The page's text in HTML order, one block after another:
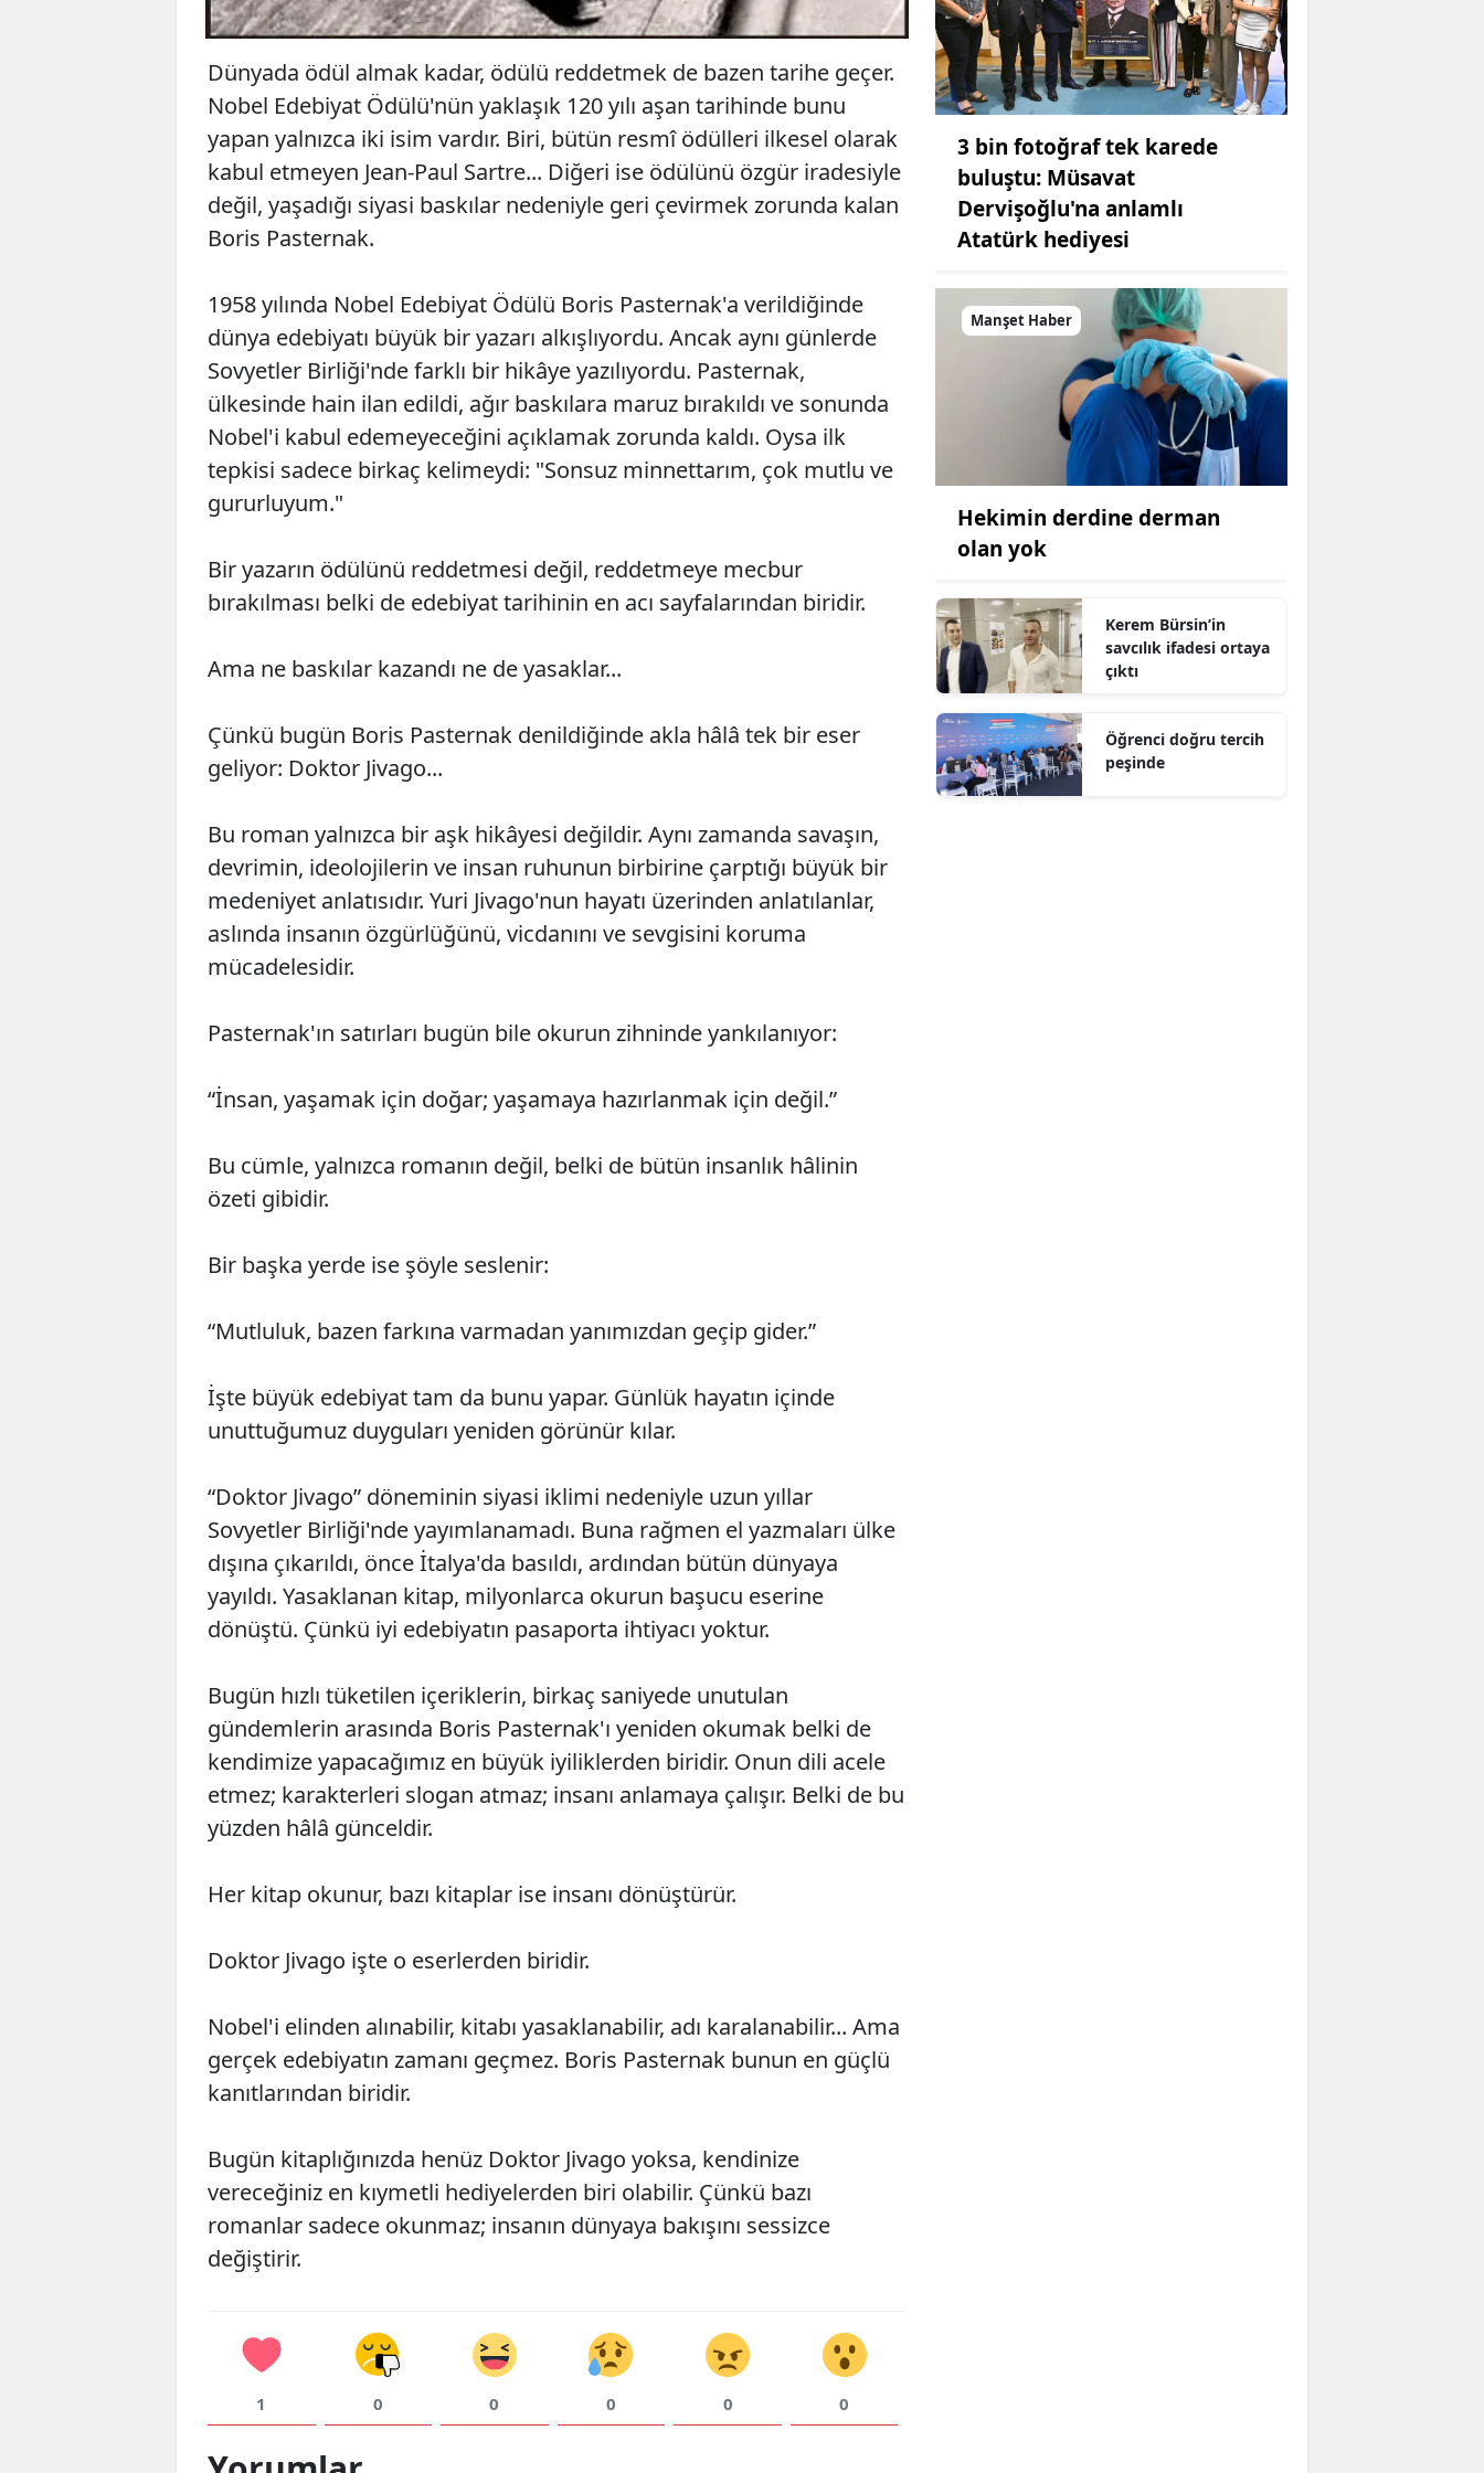
Dünyada ödül almak kadar, ödülü reddetmek de bazen tarihe geçer.
Nobel Edebiyat Ödülü'nün yaklaşık 120 yılı aşan tarihinde bunu
yapan yalnızca iki isim vardır. Biri, bütün resmî ödülleri ilkesel olarak
kabul etmeyen Jean-Paul Sartre... Diğeri ise ödülünü özgür iradesiyle
değil, yaşadığı siyasi baskılar nedeniyle geri çevirmek zorunda kalan
Boris Pasternak.
1958 yılında Nobel Edebiyat Ödülü Boris Pasternak'a verildiğinde
dünya edebiyatı büyük bir yazarı alkışlıyordu. Ancak aynı günlerde
Sovyetler Birliği'nde farklı bir hikâye yazılıyordu. Pasternak,
ülkesinde hain ilan edildi, ağır baskılara maruz bırakıldı ve sonunda
Nobel'i kabul edemeyeceğini açıklamak zorunda kaldı. Oysa ilk
tepkisi sadece birkaç kelimeydi: "Sonsuz minnettarım, çok mutlu ve
gururluyum."
Bir yazarın ödülünü reddetmesi değil, reddetmeye mecbur
bırakılması belki de edebiyat tarihinin en acı sayfalarından biridir.
Ama ne baskılar kazandı ne de yasaklar...
Çünkü bugün Boris Pasternak denildiğinde akla hâlâ tek bir eser
geliyor: Doktor Jivago...
Bu roman yalnızca bir aşk hikâyesi değildir. Aynı zamanda savaşın,
devrimin, ideolojilerin ve insan ruhunun birbirine çarptığı büyük bir
medeniyet anlatısıdır. Yuri Jivago'nun hayatı üzerinden anlatılanlar,
aslında insanın özgürlüğünü, vicdanını ve sevgisini koruma
mücadelesidir.
Pasternak'ın satırları bugün bile okurun zihninde yankılanıyor:
“İnsan, yaşamak için doğar; yaşamaya hazırlanmak için değil.”
Bu cümle, yalnızca romanın değil, belki de bütün insanlık hâlinin
özeti gibidir.
Bir başka yerde ise şöyle seslenir:
“Mutluluk, bazen farkına varmadan yanımızdan geçip gider.”
İşte büyük edebiyat tam da bunu yapar. Günlük hayatın içinde
unuttuğumuz duyguları yeniden görünür kılar.
“Doktor Jivago” döneminin siyasi iklimi nedeniyle uzun yıllar
Sovyetler Birliği'nde yayımlanamadı. Buna rağmen el yazmaları ülke
dışına çıkarıldı, önce İtalya'da basıldı, ardından bütün dünyaya
yayıldı. Yasaklanan kitap, milyonlarca okurun başucu eserine
dönüştü. Çünkü iyi edebiyatın pasaporta ihtiyacı yoktur.
Bugün hızlı tüketilen içeriklerin, birkaç saniyede unutulan
gündemlerin arasında Boris Pasternak'ı yeniden okumak belki de
kendimize yapacağımız en büyük iyiliklerden biridir. Onun dili acele
etmez; karakterleri slogan atmaz; insanı anlamaya çalışır. Belki de bu
yüzden hâlâ günceldir.
Her kitap okunur, bazı kitaplar ise insanı dönüştürür.
Doktor Jivago işte o eserlerden biridir.
Nobel'i elinden alınabilir, kitabı yasaklanabilir, adı karalanabilir... Ama
gerçek edebiyatın zamanı geçmez. Boris Pasternak bunun en güçlü
kanıtlarından biridir.
Bugün kitaplığınızda henüz Doktor Jivago yoksa, kendinize
vereceğiniz en kıymetli hediyelerden biri olabilir. Çünkü bazı
romanlar sadece okunmaz; insanın dünyaya bakışını sessizce
değiştirir.
1 0 0 0 0 0
3 bin fotoğraf tek karede
buluştu: Müsavat
Dervişoğlu'na anlamlı
Atatürk hediyesi
Manşet Haber
Hekimin derdine derman
olan yok
Kerem Bürsin’in
savcılık ifadesi ortaya
çıktı
Öğrenci doğru tercih
peşinde